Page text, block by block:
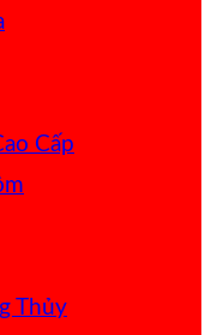
Cấp
Thủy